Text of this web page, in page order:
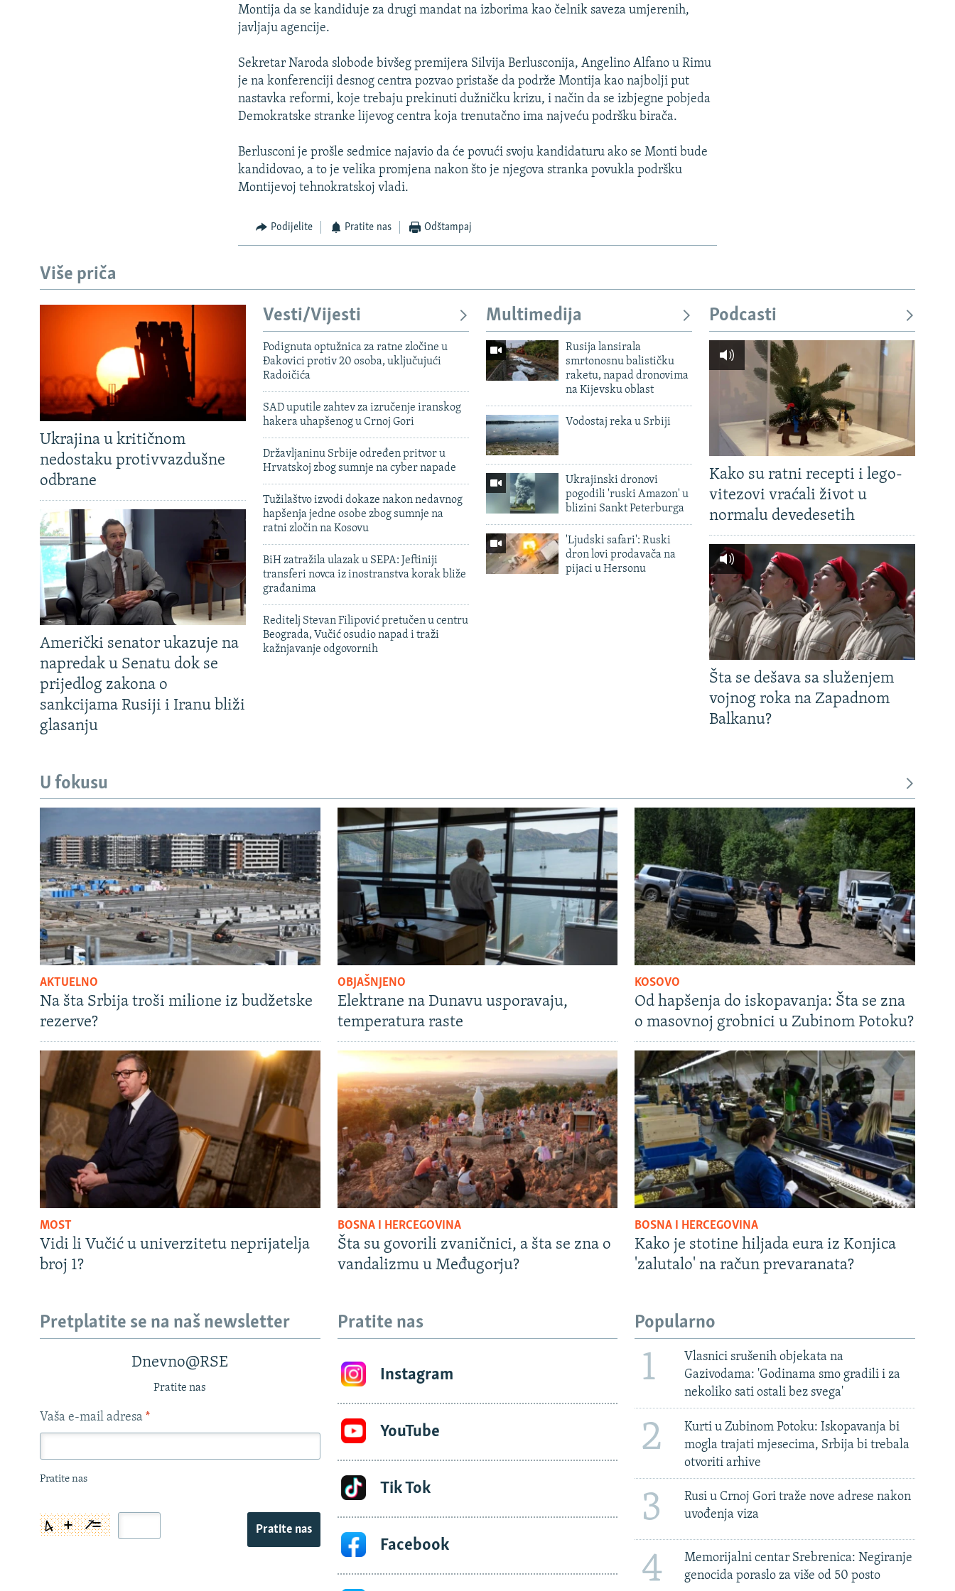
NASTANAK I RASPAD JUGOSLAVIJE
Montija da se kandiduje za drugi mandat na izborima kao čelnik saveza umjerenih,
javljaju agencije.
Sekretar Naroda slobode bivšeg premijera Silvija Berlusconija, Angelino Alfano u Rimu
je na konferenciji desnog centra pozvao pristaše da podrže Montija kao najbolji put
nastavka reformi, koje trebaju prekinuti dužničku krizu, i način da se izbjegne pobjeda
Demokratske stranke lijevog centra koja trenutačno ima najveću podršku birača.
Berlusconi je prošle sedmice najavio da će povući svoju kandidaturu ako se Monti bude
kandidovao, a to je velika promjena nakon što je njegova stranka povukla podršku
Montijevoj tehnokratskoj vladi.
Podijelite Pratite nas Odštampaj
Više priča
Ukrajina u kritičnom
nedostaku protivvazdušne
odbrane
Američki senator ukazuje na
napredak u Senatu dok se
prijedlog zakona o
sankcijama Rusiji i Iranu bliži
glasanju
Vesti/Vijesti
Podignuta optužnica za ratne zločine u
Đakovici protiv 20 osoba, uključujući
Radoičića
SAD uputile zahtev za izručenje iranskog
hakera uhapšenog u Crnoj Gori
Državljaninu Srbije određen pritvor u
Hrvatskoj zbog sumnje na cyber napade
Tužilaštvo izvodi dokaze nakon nedavnog
hapšenja jedne osobe zbog sumnje na
ratni zločin na Kosovu
BiH zatražila ulazak u SEPA: Jeftiniji
transferi novca iz inostranstva korak bliže
građanima
Reditelj Stevan Filipović pretučen u centru
Beograda, Vučić osudio napad i traži
kažnjavanje odgovornih
Multimedija
Rusija lansirala
smrtonosnu balističku
raketu, napad dronovima
na Kijevsku oblast
Vodostaj reka u Srbiji
Ukrajinski dronovi
pogodili 'ruski Amazon' u
blizini Sankt Peterburga
'Ljudski safari': Ruski
dron lovi prodavača na
pijaci u Hersonu
Podcasti
Kako su ratni recepti i lego-
vitezovi vraćali život u
normalu devedesetih
Šta se dešava sa služenjem
vojnog roka na Zapadnom
Balkanu?
U fokusu
AKTUELNO
Na šta Srbija troši milione iz budžetske
rezerve?
OBJAŠNJENO
Elektrane na Dunavu usporavaju,
temperatura raste
KOSOVO
Od hapšenja do iskopavanja: Šta se zna
o masovnoj grobnici u Zubinom Potoku?
MOST
Vidi li Vučić u univerzitetu neprijatelja
broj 1?
BOSNA I HERCEGOVINA
Šta su govorili zvaničnici, a šta se zna o
vandalizmu u Međugorju?
BOSNA I HERCEGOVINA
Kako je stotine hiljada eura iz Konjica
'zalutalo' na račun prevaranata?
Pretplatite se na naš newsletter
Dnevno@RSE
Pratite nas
Vaša e-mail adresa *
Pratite nas
Pratite nas
Pratite nas
Instagram
YouTube
Tik Tok
Facebook
Popularno
1
Vlasnici srušenih objekata na
Gazivodama: 'Godinama smo gradili i za
nekoliko sati ostali bez svega'
2
Kurti u Zubinom Potoku: Iskopavanja bi
mogla trajati mjesecima, Srbija bi trebala
otvoriti arhive
3
Rusi u Crnoj Gori traže nove adrese nakon
uvođenja viza
4
Memorijalni centar Srebrenica: Negiranje
genocida poraslo za više od 50 posto